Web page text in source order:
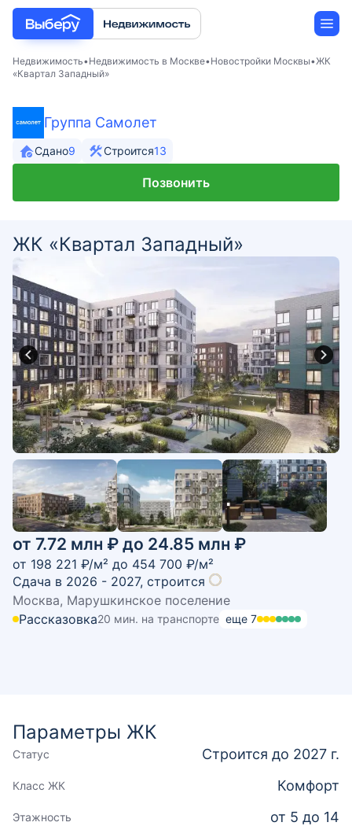
Новостройки
Застройщики
Недвижимость Недвижимость в Москве Новостройки Москвы ЖК
«Квартал Западный»
Группа Самолет
Сдано9 Строится13
Позвонить
ЖК «Квартал Западный»
от 7.72 млн ₽ до 24.85 млн ₽
от 198 221 ₽/м² до 454 700 ₽/м²
Сдача в 2026 - 2027, строится
Москва, Марушкинское поселение
Рассказовка20 мин. на транспорте еще 7
Параметры ЖК
Статус Строится до 2027 г.
Класс ЖК Комфорт
Этажность от 5 до 14